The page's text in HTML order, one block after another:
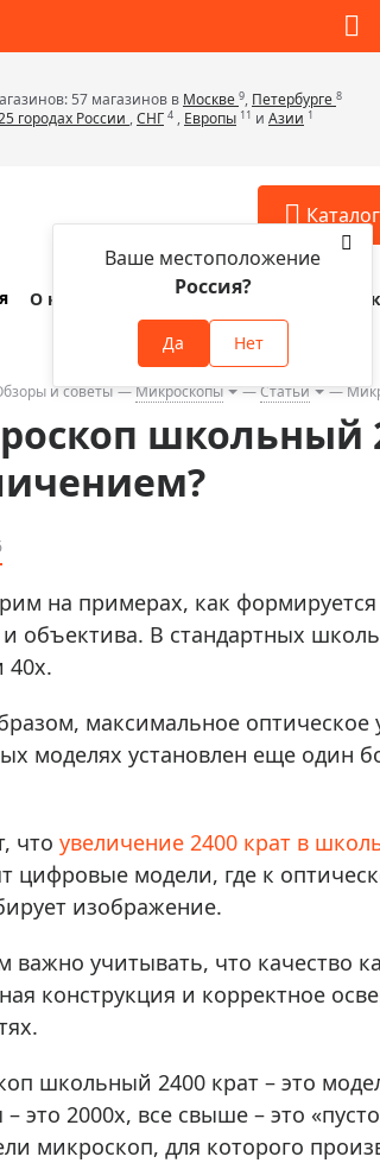
57 магазинов в Москве 9, Петербурге 8
городах России ,СНГ 4 , Европы 11 и Азии 1
Каталог
трубы
видения
барометры, часы
(Дискавери)
продаж
Аксессуары
Аксессуары
Распродажа
Распродажа
Распродажа
Ваше местоположение
Россия?
Да Нет
О компании Оплата и доставка
и советы Микроскопы Статьи
школьный
на примерах, как
и объектива. В стандартных
40x.
максимальное оптическое
моделях установлен еще один
что увеличение 2400 крат в
цифровые модели, где к
изображение.
важно учитывать, что качество
конструкция и корректное
школьный 2400 крат – это
– это 2000х, все свыше – это
микроскоп, для которого